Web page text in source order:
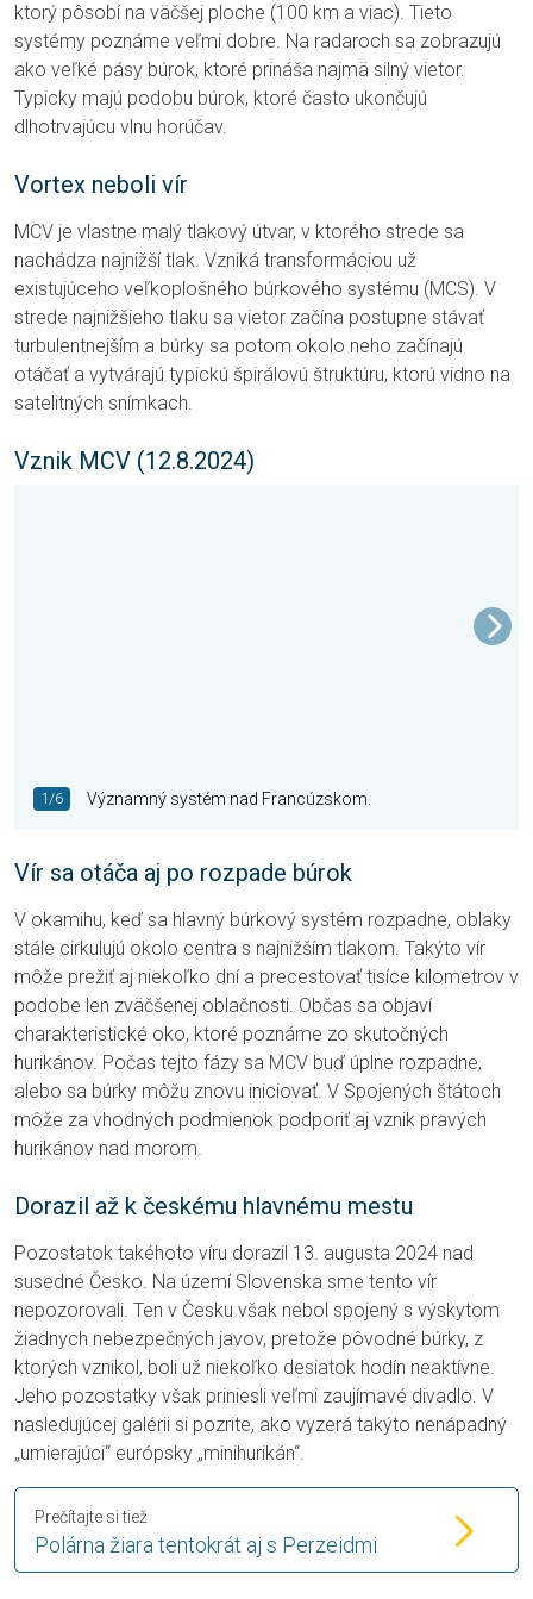
ktorý pôsobí na väčšej ploche (100 km a viac). Tieto
systémy poznáme veľmi dobre. Na radaroch sa zobrazujú
ako veľké pásy búrok, ktoré prináša najmä silný vietor.
Typicky majú podobu búrok, ktoré často ukončujú
dlhotrvajúcu vlnu horúčav.
Vortex neboli vír
MCV je vlastne malý tlakový útvar, v ktorého strede sa
nachádza najnižší tlak. Vzniká transformáciou už
existujúceho veľkoplošného búrkového systému (MCS). V
strede najnižšieho tlaku sa vietor začína postupne stávať
turbulentnejším a búrky sa potom okolo neho začínajú
otáčať a vytvárajú typickú špirálovú štruktúru, ktorú vidno na
satelitných snímkach.
Vznik MCV (12.8.2024)
1/6 Významný systém nad Francúzskom.
Vír sa otáča aj po rozpade búrok
V okamihu, keď sa hlavný búrkový systém rozpadne, oblaky
stále cirkulujú okolo centra s najnižším tlakom. Takýto vír
môže prežiť aj niekoľko dní a precestovať tisíce kilometrov v
podobe len zväčšenej oblačnosti. Občas sa objaví
charakteristické oko, ktoré poznáme zo skutočných
hurikánov. Počas tejto fázy sa MCV buď úplne rozpadne,
alebo sa búrky môžu znovu iniciovať. V Spojených štátoch
môže za vhodných podmienok podporiť aj vznik pravých
hurikánov nad morom.
Dorazil až k českému hlavnému mestu
Pozostatok takéhoto víru dorazil 13. augusta 2024 nad
susedné Česko. Na území Slovenska sme tento vír
nepozorovali. Ten v Česku však nebol spojený s výskytom
žiadnych nebezpečných javov, pretože pôvodné búrky, z
ktorých vznikol, boli už niekoľko desiatok hodín neaktívne.
Jeho pozostatky však priniesli veľmi zaujímavé divadlo. V
nasledujúcej galérii si pozrite, ako vyzerá takýto nenápadný
„umierajúci“ európsky „minihurikán“.
Polárna žiara tentokrát aj s Perzeidmi
Prečítajte si tiež